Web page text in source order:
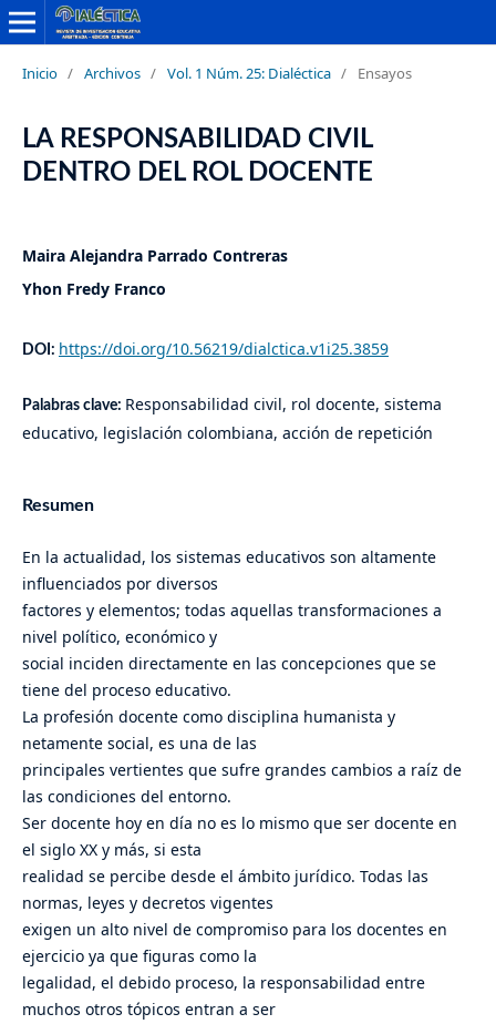
Inicio / Archivos / Vol. 1 Núm. 25: Dialéctica / Ensayos
LA RESPONSABILIDAD CIVIL
DENTRO DEL ROL DOCENTE
Maira Alejandra Parrado Contreras
Yhon Fredy Franco
DOI: https://doi.org/10.56219/dialctica.v1i25.3859
Palabras clave: Responsabilidad civil, rol docente, sistema
educativo, legislación colombiana, acción de repetición
Resumen
En la actualidad, los sistemas educativos son altamente
influenciados por diversos
factores y elementos; todas aquellas transformaciones a
nivel político, económico y
social inciden directamente en las concepciones que se
tiene del proceso educativo.
La profesión docente como disciplina humanista y
netamente social, es una de las
principales vertientes que sufre grandes cambios a raíz de
las condiciones del entorno.
Ser docente hoy en día no es lo mismo que ser docente en
el siglo XX y más, si esta
realidad se percibe desde el ámbito jurídico. Todas las
normas, leyes y decretos vigentes
exigen un alto nivel de compromiso para los docentes en
ejercicio ya que figuras como la
legalidad, el debido proceso, la responsabilidad entre
muchos otros tópicos entran a ser